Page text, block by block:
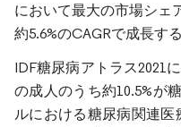
において最大の市場シェ
約5.6%のCAGRで成長す
IDF糖尿病アトラス2021
の成人のうち約10.5%が
ルにおける糖尿病関連医